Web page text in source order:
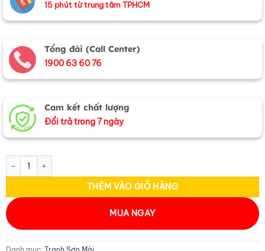
15 phút từ trung tâm TPHCM
Tổng đài (Call Center)
1900 63 60 76
Cam kết chất lượng
Đổi trả trong 7 ngày
Tranh Sơn Mài Đồng Quê Vẽ Cao Cấp 60x90 MNV-TSM69-8 số lượng
THÊM VÀO GIỎ HÀNG
MUA NGAY